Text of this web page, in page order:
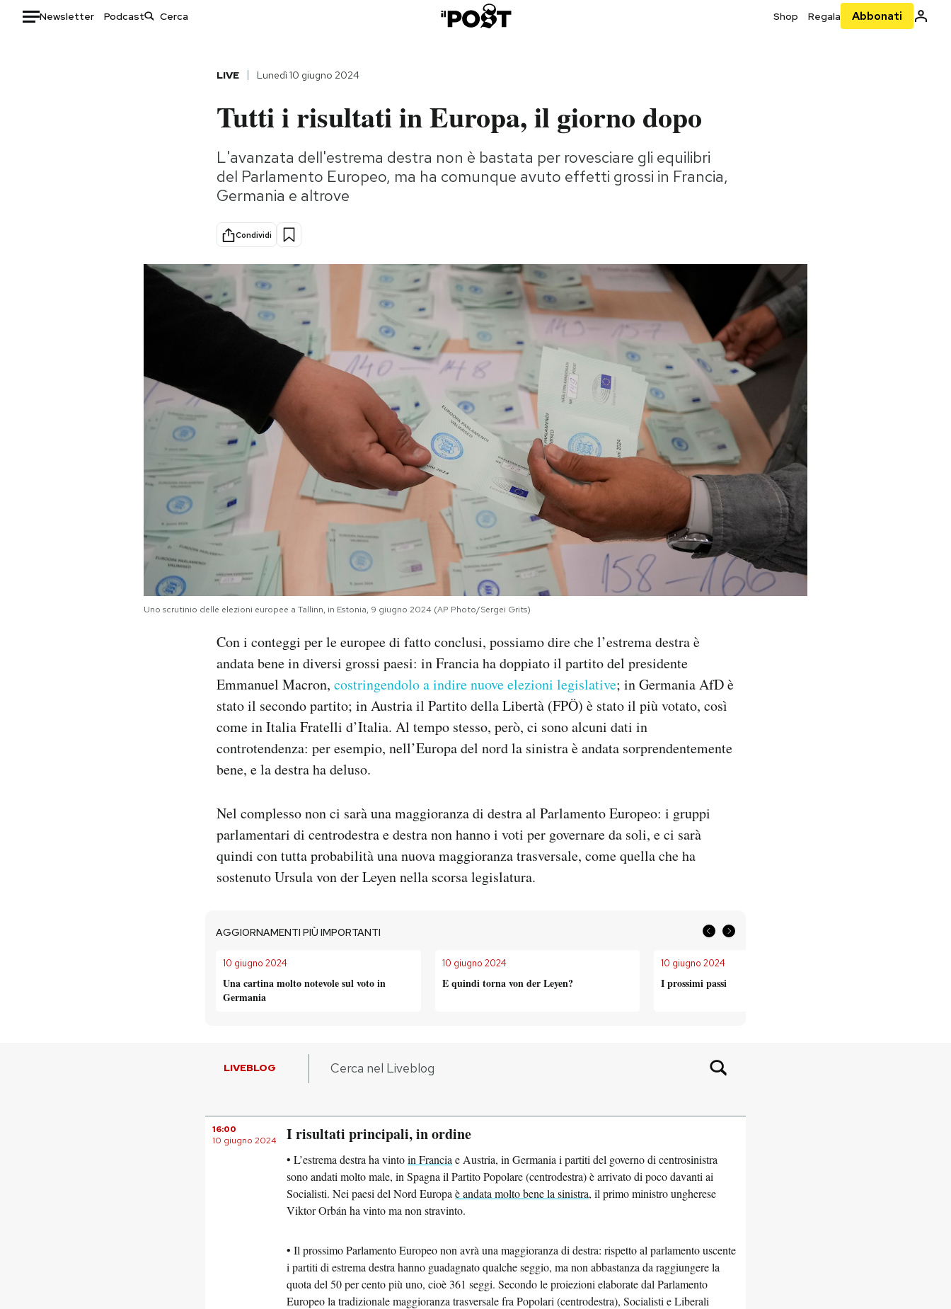
Newsletter Podcast Shop Regala Abbonati
Consumismi
Storie/Idee
Ok Boomer!
Altrecose
Mondiali calcio 2026
LIVE Lunedì 10 giugno 2024
Tutti i risultati in Europa, il giorno dopo
L'avanzata dell'estrema destra non è bastata per rovesciare gli equilibri
del Parlamento Europeo, ma ha comunque avuto effetti grossi in Francia,
Germania e altrove
Condividi
Uno scrutinio delle elezioni europee a Tallinn, in Estonia, 9 giugno 2024 (AP Photo/Sergei Grits)
Con i conteggi per le europee di fatto conclusi, possiamo dire che l’estrema destra è
andata bene in diversi grossi paesi: in Francia ha doppiato il partito del presidente
Emmanuel Macron, costringendolo a indire nuove elezioni legislative; in Germania AfD è
stato il secondo partito; in Austria il Partito della Libertà (FPÖ) è stato il più votato, così
come in Italia Fratelli d’Italia. Al tempo stesso, però, ci sono alcuni dati in
controtendenza: per esempio, nell’Europa del nord la sinistra è andata sorprendentemente
bene, e la destra ha deluso.
Nel complesso non ci sarà una maggioranza di destra al Parlamento Europeo: i gruppi
parlamentari di centrodestra e destra non hanno i voti per governare da soli, e ci sarà
quindi con tutta probabilità una nuova maggioranza trasversale, come quella che ha
sostenuto Ursula von der Leyen nella scorsa legislatura.
AGGIORNAMENTI PIÙ IMPORTANTI
10 giugno 2024
Una cartina molto notevole sul voto in
Germania
10 giugno 2024
E quindi torna von der Leyen?
10 giugno 2024
I prossimi passi
LIVEBLOG
16:00
10 giugno 2024
I risultati principali, in ordine
• L’estrema destra ha vintoin Francia e Austria, in Germania i partiti del governo di centrosinistra
sono andati molto male, in Spagna il Partito Popolare (centrodestra) è arrivato di poco davanti ai
Socialisti. Nei paesi del Nord Europa è andata molto bene la sinistra, il primo ministro ungherese
Viktor Orbán ha vinto ma non stravinto.
• Il prossimo Parlamento Europeo non avrà una maggioranza di destra: rispetto al parlamento uscente
i partiti di estrema destra hanno guadagnato qualche seggio, ma non abbastanza da raggiungere la
quota del 50 per cento più uno, cioè 361 seggi. Secondo le proiezioni elaborate dal Parlamento
Europeo la tradizionale maggioranza trasversale fra Popolari (centrodestra), Socialisti e Liberali